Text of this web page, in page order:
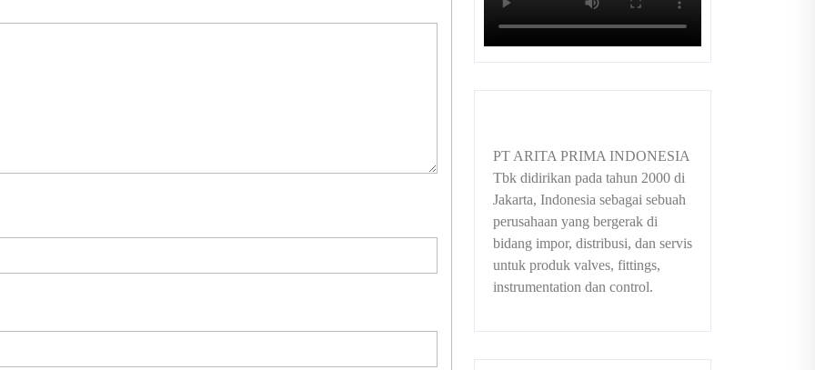
PT ARITA PRIMA INDONESIA
Tbk didirikan pada tahun 2000 di
Jakarta, Indonesia sebagai sebuah
perusahaan yang bergerak di
bidang impor, distribusi, dan servis
untuk produk valves, fittings,
instrumentation dan control.